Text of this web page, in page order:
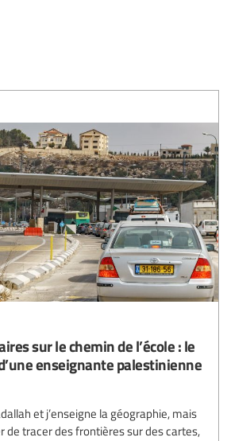
sur le chemin de l’école : le
enseignante palestinienne
et j’enseigne la géographie, mais
de tracer des frontières sur des cartes,